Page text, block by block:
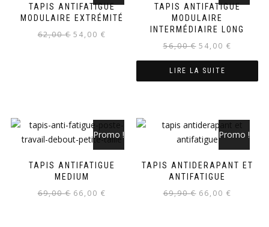
TAPIS ANTIFATIGUE
MODULAIRE EXTRÉMITÉ
62,00€ 54,00 €
TAPIS ANTIFATIGUE
MODULAIRE
INTERMÉDIAIRE LONG
56,00€ 54,00 €
LIRE LA SUITE
TAPIS ANTIFATIGUE
MEDIUM
Promo !
69,00€ 66,00 €
TAPIS ANTIDERAPANT ET
ANTIFATIGUE
Promo !
69,90€ 66,00 €